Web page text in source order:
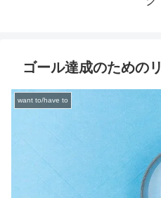
ゴール達成のための
want to/have to